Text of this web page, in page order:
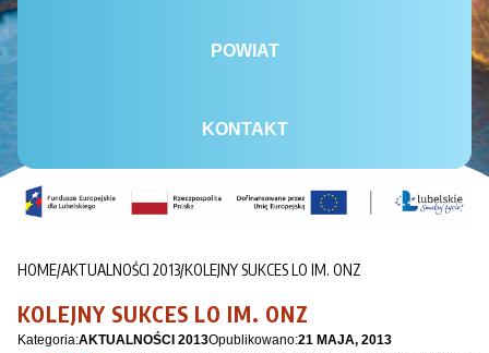
POWIAT
KONTAKT
HOME/AKTUALNOŚCI 2013/KOLEJNY SUKCES LO IM. ONZ
KOLEJNY SUKCES LO IM. ONZ
Kategoria:AKTUALNOŚCI 2013Opublikowano:21 MAJA, 2013